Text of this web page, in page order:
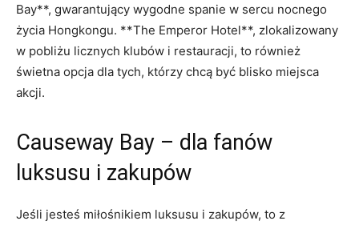
Bay**, gwarantujący wygodne spanie w sercu‌ nocnego
życia Hongkongu. **The Emperor Hotel**, zlokalizowany⁤
w pobliżu licznych klubów i‌ restauracji, to również
świetna opcja ​dla tych, którzy chcą być blisko miejsca
akcji.
Causeway Bay – dla ⁣fanów
luksusu i zakupów
Jeśli⁢ jesteś miłośnikiem luksusu i zakupów, to z